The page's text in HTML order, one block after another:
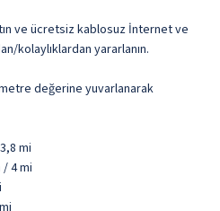
ve ücretsiz kablosuz İnternet ve
kolaylıklardan yararlanın.
değerine yuvarlanarak
mi
4 mi